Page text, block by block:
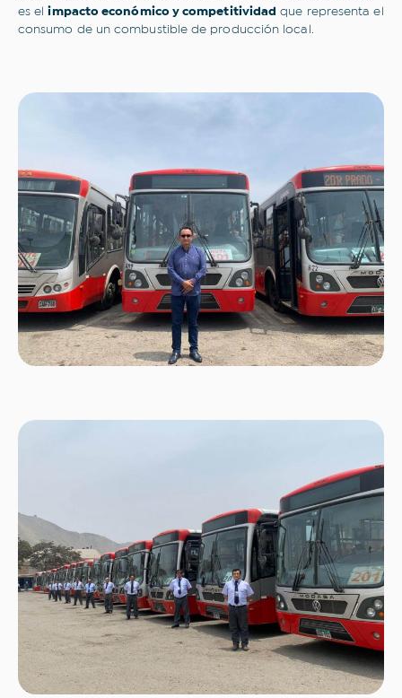
es elimpacto económico y competitividad que representa el
consumo de un combustible de producción local.